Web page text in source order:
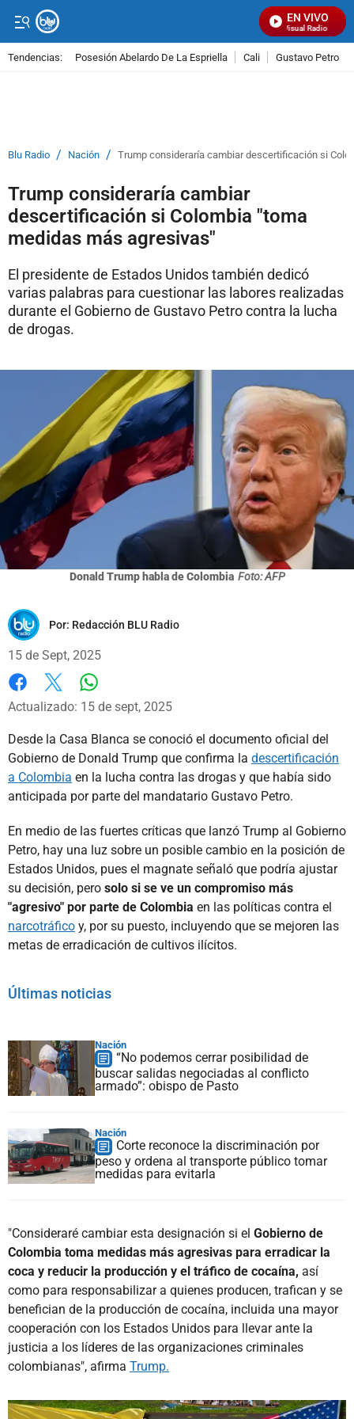
EN VIVO
Señal Visual Radio
Tendencias: Posesión Abelardo De La Espriella Cali Gustavo Petro
Blu Radio / Nación / Trump consideraría cambiar descertificación si
Trump consideraría cambiar
descertificación si Colombia "toma
medidas más agresivas"
El presidente de Estados Unidos también dedicó
varias palabras para cuestionar las labores realizadas
durante el Gobierno de Gustavo Petro contra la lucha
de drogas.
Donald Trump habla de Colombia Foto: AFP
Por: Redacción BLU Radio
15 de Sept, 2025
Facebook
X
Actualizado: 15 de sept, 2025
Desde la Casa Blanca se conoció el documento oficial del
Gobierno de Donald Trump que confirma la descertificación
a Colombia en la lucha contra las drogas y que había sido
anticipada por parte del mandatario Gustavo Petro.
En medio de las fuertes críticas que lanzó Trump al Gobierno
Petro, hay una luz sobre un posible cambio en la posición de
Estados Unidos, pues el magnate señaló que podría ajustar
su decisión, pero solo si se ve un compromiso más
"agresivo" por parte de Colombia en las políticas contra el
narcotráfico y, por su puesto, incluyendo que se mejoren las
metas de erradicación de cultivos ilícitos.
Últimas noticias
Nación
“No podemos cerrar posibilidad de
buscar salidas negociadas al conflicto
armado”: obispo de Pasto
Nación
Corte reconoce la discriminación por
peso y ordena al transporte público tomar
medidas para evitarla
"Consideraré cambiar esta designación si el Gobierno de
Colombia toma medidas más agresivas para erradicar la
coca y reducir la producción y el tráfico de cocaína, así
como para responsabilizar a quienes producen, trafican y se
benefician de la producción de cocaína, incluida una mayor
cooperación con los Estados Unidos para llevar ante la
justicia a los líderes de las organizaciones criminales
colombianas", afirma Trump.